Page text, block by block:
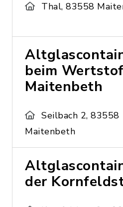
Thal, 83558
beim
Maitenbeth
Seilbach 2, 83558
Maitenbeth
der